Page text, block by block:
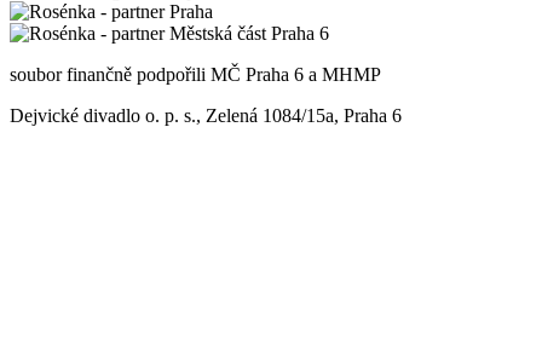
soubor finančně podpořili MČ Praha 6 a MHMP
Dejvické divadlo o. p. s., Zelená 1084/15a, Praha 6